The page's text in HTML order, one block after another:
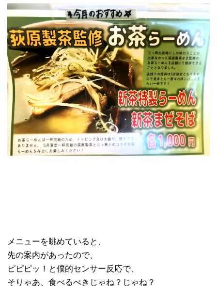
メニューを眺めていると、
先の案内があったので、
ピピピッ！と僕的センサー反応で、
そりゃあ、食べるべきじゃね？じゃね？